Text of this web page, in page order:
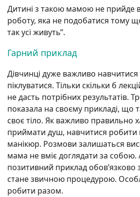
Дитині з такою мамою не прийде
роботу, яка не подобатися тому
так усі живуть”.
Гарний приклад
Дівчинці дуже важливо
піклуватися. Тільки скільки б
не дасть потрібних результатів.
показала на своєму прикладі, що
своє тіло. Як важливо правильно
приймати душ, навчитися робити
манікюр. Розмови залишаться
мама не вміє доглядати за собою.
позитивний приклад обов’язково
стане звичною процедурою.
робити разом.